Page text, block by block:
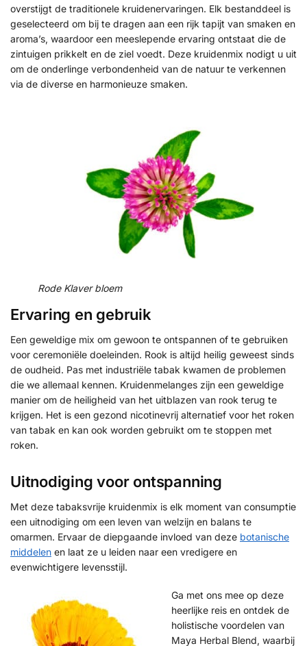
overstijgt de traditionele kruidenervaringen. Elk bestanddeel is
geselecteerd om bij te dragen aan een rijk tapijt van smaken en
aroma’s, waardoor een meeslepende ervaring ontstaat die de
zintuigen prikkelt en de ziel voedt. Deze kruidenmix nodigt u uit
om de onderlinge verbondenheid van de natuur te verkennen
via de diverse en harmonieuze smaken.
Rode Klaver bloem
Ervaring en gebruik
Een geweldige mix om gewoon te ontspannen of te gebruiken
voor ceremoniële doeleinden. Rook is altijd heilig geweest sinds
de oudheid. Pas met industriële tabak kwamen de problemen
die we allemaal kennen. Kruidenmelanges zijn een geweldige
manier om de heiligheid van het uitblazen van rook terug te
krijgen. Het is een gezond nicotinevrij alternatief voor het roken
van tabak en kan ook worden gebruikt om te stoppen met
roken.
Uitnodiging voor ontspanning
Met deze tabaksvrije kruidenmix is elk moment van consumptie
een uitnodiging om een leven van welzijn en balans te
omarmen. Ervaar de diepgaande invloed van deze botanische
middelen en laat ze u leiden naar een vredigere en
evenwichtigere levensstijl.
Ga met ons mee op deze
heerlijke reis en ontdek de
holistische voordelen van
Maya Herbal Blend, waarbij